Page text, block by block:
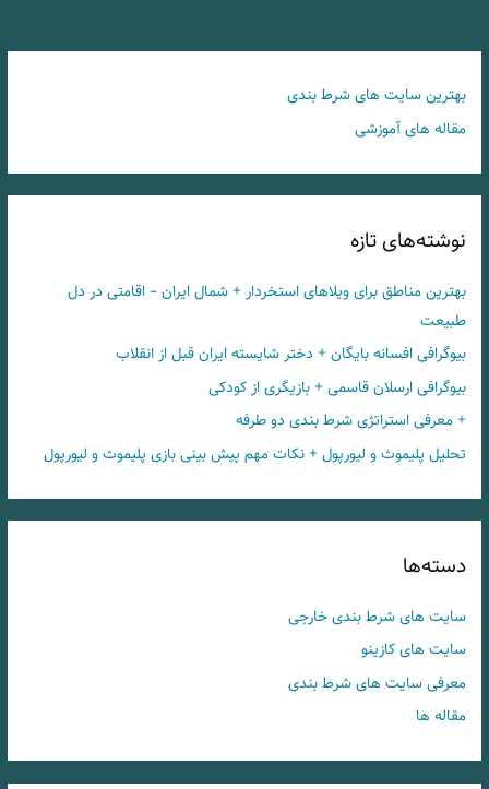
بهترین سایت های شرط بندی
مقاله های آموزشی
نوشته‌های تازه
بهترین مناطق برای ویلاهای استخردار + شمال ایران – اقامتی در دل
طبیعت
بیوگرافی افسانه بایگان + دختر شایسته ایران قبل از انقلاب
بیوگرافی ارسلان قاسمی + بازیگری از کودکی
+ معرفی استراتژی شرط بندی دو طرفه
تحلیل پلیموث و لیورپول + نکات مهم پیش بینی بازی پلیموث و لیورپول
دسته‌ها
سایت های شرط بندی خارجی
سایت های کازینو
معرفی سایت های شرط بندی
مقاله ها